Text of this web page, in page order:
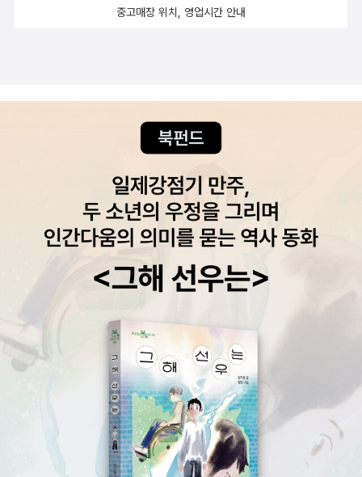
우리말꽃(국어사전)을 씁니다. “말꽃 짓는 책숲, 숲노래”라는 이
작은책집을 보았습니다》, 《우리말꽃》, 《미래세대를 위한 우리말
과 문해력》, 《쉬운 말이 평화》, 《곁말》, 《곁책》, 《새로 쓰는 말밑
꾸러미 사전》, 《새로 쓰는 비슷한말 꾸러미 사전》, 《새로 쓰는 겹
말 꾸러미 사전》, 《새로 쓰는 우리말 꾸러미 사전》, 《책숲마실》,
《우리말 수수께끼 동시》, 《우리말 동시 사전》, 《우리말 글쓰기 사
전》, 《이오덕 마음 읽기》, 《시골에서 살림 짓는 즐거움》, 《숲에서
살려낸 우리말》, 《마을에서 살려낸 우리말》, 《읽는 우리말 사전 1
·2·3》 들을 썼습니다. blog.naver.com/hbooklove
중고매장 위치, 영업시간 안내